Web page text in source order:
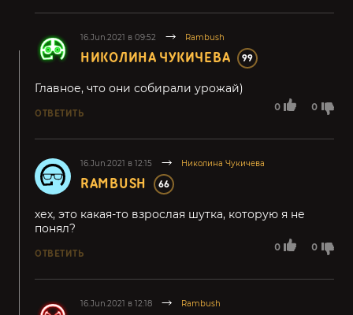
16.Jun.2021 в 09:52 Rambush
НИКОЛИНА ЧУКИЧЕВА 99
0 0
Главное, что они собирали урожай)
ОТВЕТИТЬ
16.Jun.2021 в 12:15 Николина Чукичева
RAMBUSH 66
0 0
хех, это какая-то взрослая шутка, которую я не
понял?
ОТВЕТИТЬ
16.Jun.2021 в 12:18 Rambush